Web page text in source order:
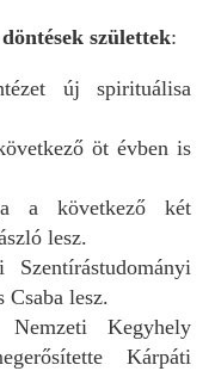
születtek:
új spirituálisa
öt évben is
a következő két
lesz.
Csaba lesz.
Nemzeti Kegyhely
Kárpáti